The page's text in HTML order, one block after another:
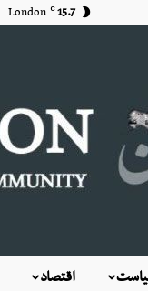
15.7
C
London
اقتصاد